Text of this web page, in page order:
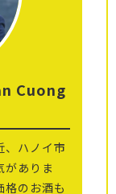
Cuong
、ハノイ市
がありま
格のお酒も